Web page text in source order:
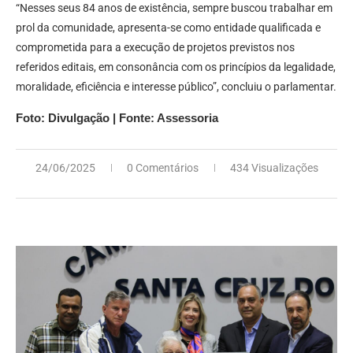
“Nesses seus 84 anos de existência, sempre buscou trabalhar em
prol da comunidade, apresenta-se como entidade qualificada e
comprometida para a execução de projetos previstos nos
referidos editais, em consonância com os princípios da legalidade,
moralidade, eficiência e interesse público”, concluiu o parlamentar.
Foto: Divulgação | Fonte: Assessoria
24/06/2025 0 Comentários 434 Visualizações